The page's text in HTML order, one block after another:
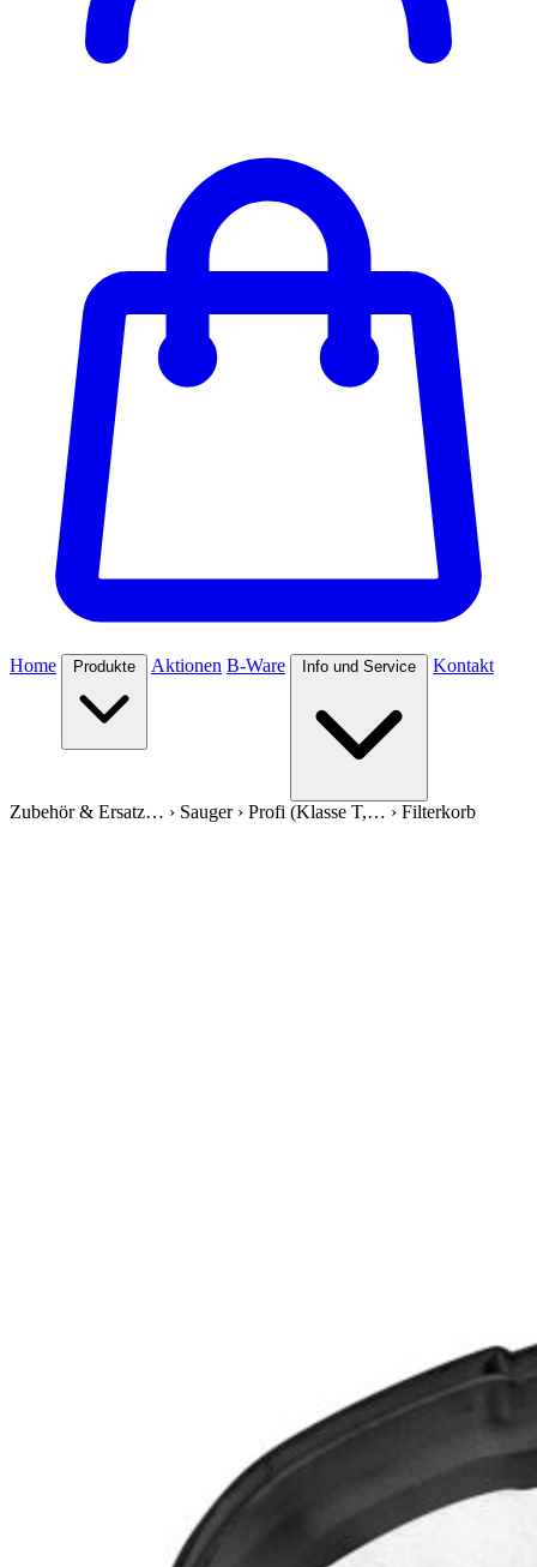
Home Produkte Aktionen B-Ware Info und Service Kontakt
Zubehör & Ersatz… › Sauger› Profi (Klasse T,… › Filterkorb